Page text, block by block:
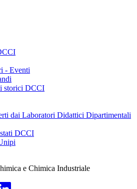
- Eventi
storici DCCI
dai Laboratori Didattici Dipartimentali
DCCI
e Chimica Industriale